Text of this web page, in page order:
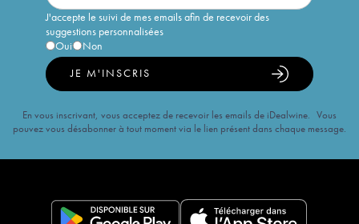
J'accepte le suivi de mes emails afin de recevoir des
suggestions personnalisées
Oui
Non
JE M'INSCRIS
En vous inscrivant, vous acceptez de recevoir les emails de iDealwine. Vous
pouvez vous désabonner à tout moment via le lien présent dans chaque message.